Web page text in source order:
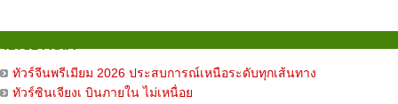
ทัวร์จีนพรีเมียม 2026 ประสบการณ์เหนือระดับทุกเส้นทาง
ทัวร์ซินเจียงเ บินภายใน ไม่เหนื่อย